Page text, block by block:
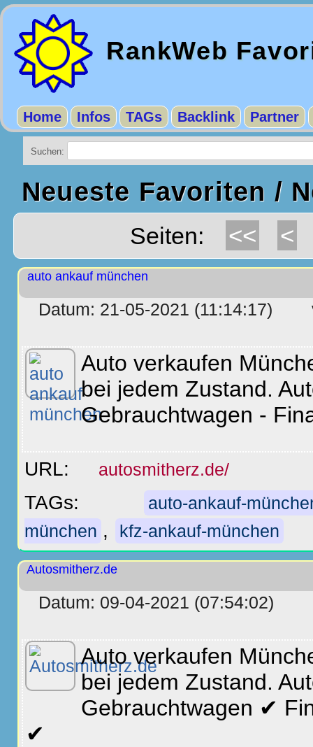
RankWeb
Home Infos TAGs Backlink Partner
Suchen:
Neueste Favoriten /
Seiten: << <
auto ankauf münchen
Datum: 21-05-2021 (11:14:17)
Auto verkaufen
bei jedem Zustand.
Gebrauchtwagen -
URL: autosmitherz.de/
TAGs:
auto-ankauf-
münchen , kfz-ankauf-münchen
Autosmitherz.de
Datum: 09-04-2021 (07:54:02)
Auto verkaufen
bei jedem Zustand.
Gebrauchtwagen ✔
✔